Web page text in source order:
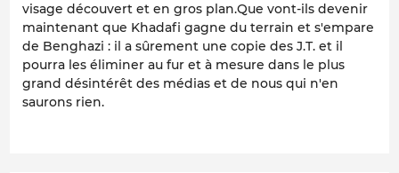
visage découvert et en gros plan.Que vont-ils devenir
maintenant que Khadafi gagne du terrain et s'empare
de Benghazi : il a sûrement une copie des J.T. et il
pourra les éliminer au fur et à mesure dans le plus
grand désintérêt des médias et de nous qui n'en
saurons rien.